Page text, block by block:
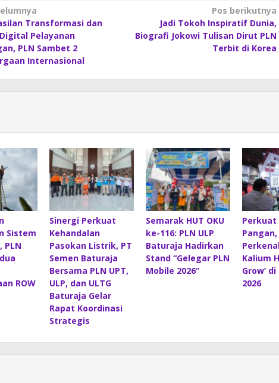
Transformasi dan
Pelayanan
PLN Sambet 2
Internasional
Pos berikutnya
Jadi Tokoh Inspiratif Dunia,
Biografi Jokowi Tulisan Dirut PLN
Terbit di Korea
Sistem
PLN
ROW
Sinergi Perkuat
Kehandalan
Pasokan Listrik, PT
Semen Baturaja
Bersama PLN UPT,
ULP, dan ULTG
Baturaja Gelar
Rapat Koordinasi
Strategis
Semarak HUT OKU
ke-116: PLN ULP
Baturaja Hadirkan
Stand “Gelegar PLN
Mobile 2026”
Perkuat
Pangan,
Kalium
Grow’
2026